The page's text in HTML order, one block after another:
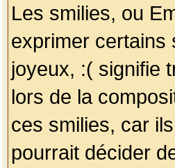
Les smilies, ou
exprimer certains
joyeux, :( signifie
lors de la
ces smilies, car
pourrait décider